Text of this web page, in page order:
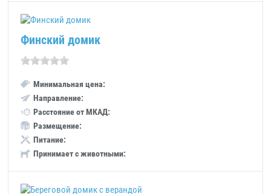
Финский домик
Минимальная цена:
Направление:
Расстояние от МКАД:
Размещение:
Питание:
Принимает с животными: